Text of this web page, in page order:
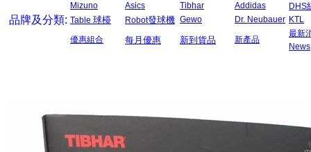
品牌及分類:
Mizuno
Asics Tibhar Addidas DHS
Table 球檯 Robot發球機 Gewo Dr. Neubauer KTL
優惠組合 每月優惠 新到貨品 新產品
最新
News